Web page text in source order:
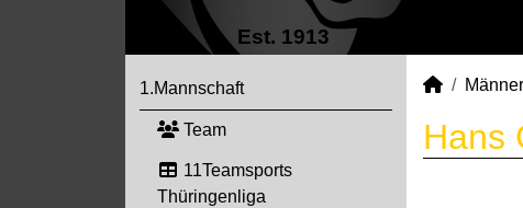
Est. 1913
1.Mannschaft
Team
11Teamsports
Thüringenliga
Männer
Hans